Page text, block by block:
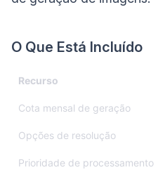
O Que Está Incluído
Recurso
Cota mensal de geração
Opções de resolução
Prioridade de processamento